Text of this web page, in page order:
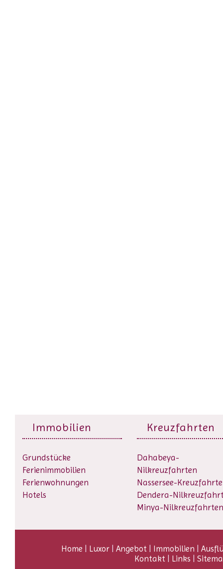
Immobilien
Grundstücke
Ferienimmobilien
Ferienwohnungen
Hotels
Kreuzfahrten
Dahabeya-
Nilkreuzfahrten
Nassersee-
Dendera-
Minya-Nilkreuzfahrten
Home | Luxor| Angebot| Immobilien |
Kontakt| Links |